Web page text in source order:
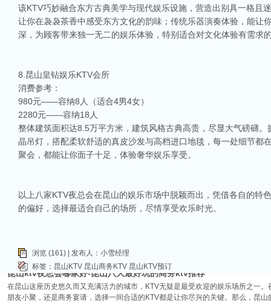
相关推荐
昆山ktv夜场哪里好玩-昆山八大便宜好玩的商务ktv会所排名
昆山天外天KTV以其优雅的环境和周到的服务著称。这里不仅拥有现代的音响设
响，给你带来无与伦比的视听享受。这里还提供多种酒水和小吃，确保你和朋友
让我们一起来看看，昆山有哪些比较好的KTV娱乐会所，给你带来无与伦比的唱歌
KTV排名，带你领略一下这其中的魅力！
昆山ktv夜总会哪家好-昆山八大最好玩的商务ktv推荐
在昆山这座历史悠久而又充满活力的城市，KTV无疑是最受欢迎的娱乐场所之一
朋友小聚，还是商务宴请，选择一间合适的KTV都是让你尽兴的关键。那么，昆
该KTV巧妙融合东方古典美学与现代娱乐设施，营造出别具一格且
让你在袅袅茶香中感受东方文化的韵味；传统乐器演奏体验，能
深，为顾客带来独一无二的娱乐体验，特别适合对文化体验有需求
8.昆山皇钻娱乐KTV会所
消费参考：
980元——容纳8人（适合4男4女）
2280元——容纳18人
整体建筑面积达8.5万平方米，建筑风格古典高贵，尽显大气磅礴
晶吊灯，搭配柔软舒适的真皮沙发与高档进口地毯，每一处细节
聚会，都能让你面子十足，体验奢华娱乐享受。
以上八家KTV夜总会在昆山的娱乐市场中脱颖而出，凭借各自的
的偏好，选择最适合自己的场所，尽情享受欢乐时光。
浏览 (161) | 发布人：小雪经理
标签： 昆山KTV 昆山商务KTV 昆山KTV预订